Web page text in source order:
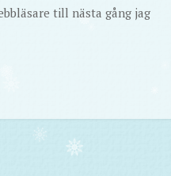
till nästa gång jag